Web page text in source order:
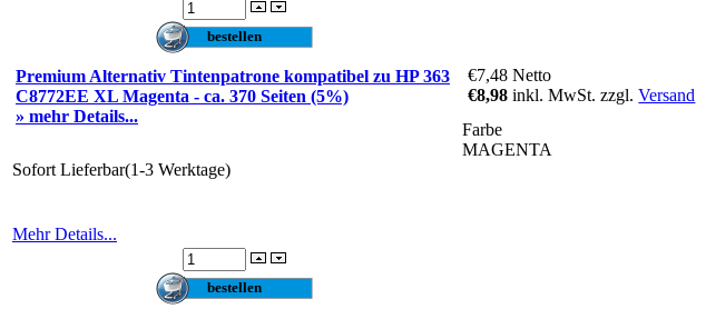
Premium Alternativ Tintenpatrone kompatibel zu HP 363
C8772EE XL Magenta - ca. 370 Seiten (5%)
» mehr Details...
€7,48Netto
€8,98inkl. MwSt. zzgl.Versand
Farbe
MAGENTA
Sofort Lieferbar(1-3 Werktage)
Mehr Details...